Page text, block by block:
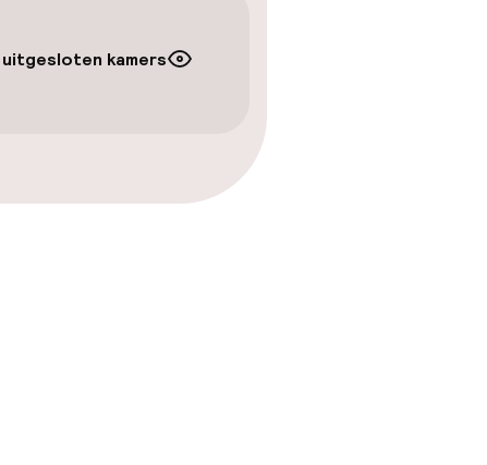
uitgesloten kamers